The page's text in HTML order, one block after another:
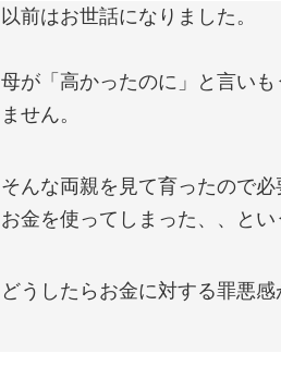
以前はお世話になりました。
母が「高かったのに」と言い
ません。
そんな両親を見て育ったので
お金を使ってしまった、、とい
どうしたらお金に対する罪悪